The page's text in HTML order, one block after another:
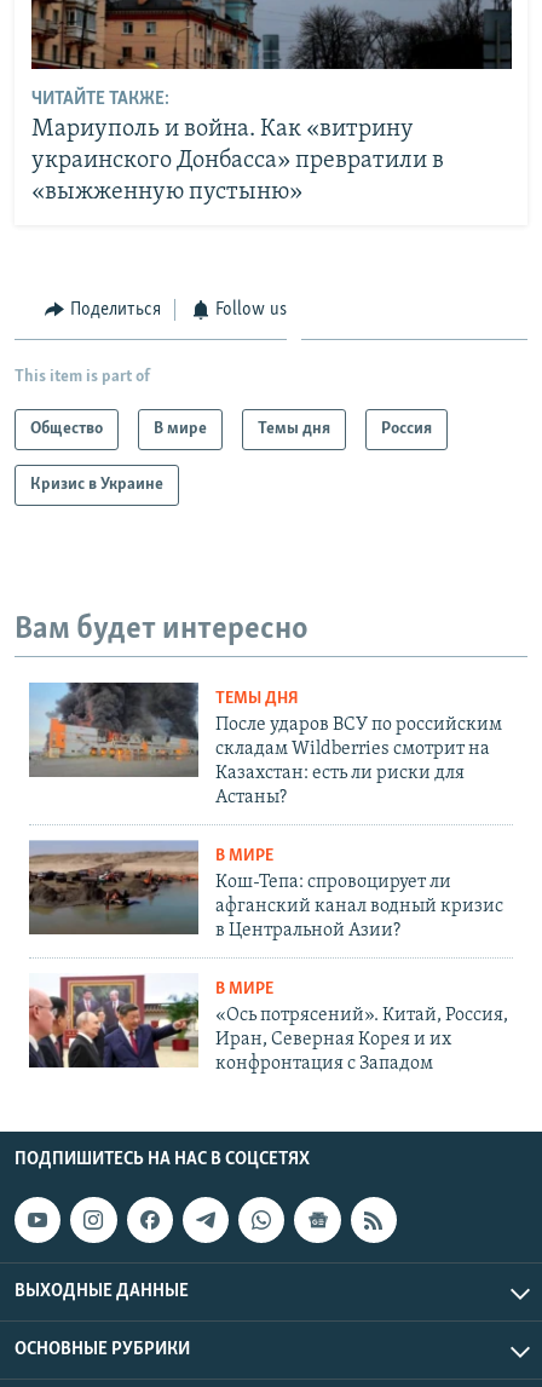
ЧИТАЙТЕ ТАКЖЕ:
Мариуполь и война. Как «витрину
украинского Донбасса» превратили в
«выжженную пустыню»
Поделиться Follow us
This item is part of
Общество В мире Темы дня Россия
Кризис в Украине
Вам будет интересно
ТЕМЫ ДНЯ
После ударов ВСУ по российским
складам Wildberries смотрит на
Казахстан: есть ли риски для
Астаны?
В МИРЕ
Кош-Тепа: спровоцирует ли
афганский канал водный кризис
в Центральной Азии?
В МИРЕ
«Ось потрясений». Китай, Россия,
Иран, Северная Корея и их
конфронтация с Западом
ПОДПИШИТЕСЬ НА НАС В СОЦСЕТЯХ
ВЫХОДНЫЕ ДАННЫЕ
ОСНОВНЫЕ РУБРИКИ